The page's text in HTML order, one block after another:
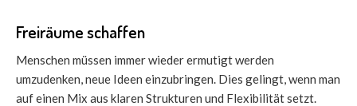
Freiräume schaffen
Menschen müssen immer wieder ermutigt werden
umzudenken, neue Ideen einzubringen. Dies gelingt, wenn man
auf einen Mix aus klaren Strukturen und Flexibilität setzt.